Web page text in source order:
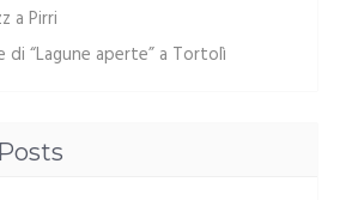
a Pirri
di “Lagune aperte” a Tortolì